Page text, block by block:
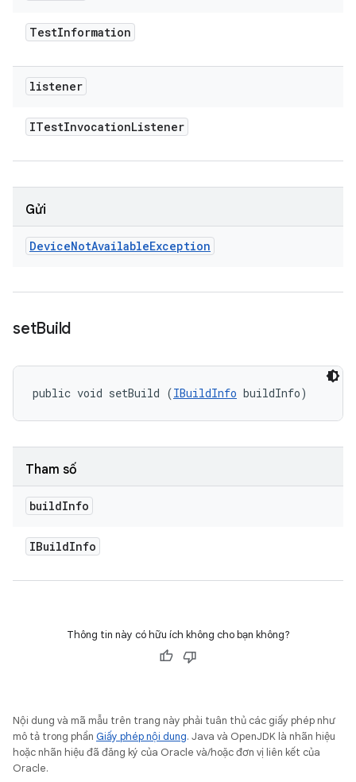
TestInformation
listener
ITestInvocationListener
Gửi
DeviceNotAvailableException
setBuild
public void setBuild (IBuildInfo buildInfo)
Tham số
buildInfo
IBuildInfo
Thông tin này có hữu ích không cho bạn không?
Nội dung và mã mẫu trên trang này phải tuân thủ các giấy phép như
mô tả trong phần Giấy phép nội dung. Java và OpenJDK là nhãn hiệu
hoặc nhãn hiệu đã đăng ký của Oracle và/hoặc đơn vị liên kết của
Oracle.